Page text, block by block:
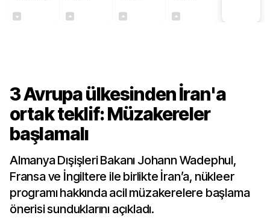
3 Avrupa ülkesinden İran'a
ortak teklif: Müzakereler
başlamalı
Almanya Dışişleri Bakanı Johann Wadephul,
Fransa ve İngiltere ile birlikte İran’a, nükleer
programı hakkında acil müzakerelere başlama
önerisi sunduklarını açıkladı.